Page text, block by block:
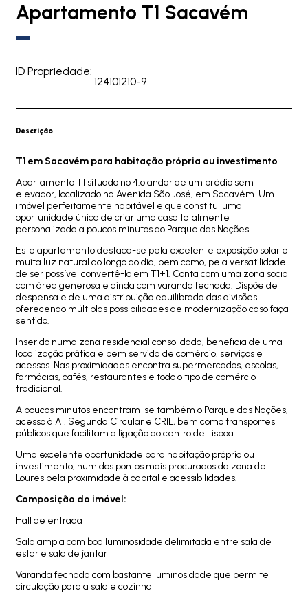
Apartamento T1 Sacavém
ID Propriedade:
124101210-9
Descrição
T1 em Sacavém para habitação própria ou investimento
Apartamento T1 situado no 4.º andar de um prédio sem
elevador, localizado na Avenida São José, em Sacavém. Um
imóvel perfeitamente habitável e que constitui uma
oportunidade única de criar uma casa totalmente
personalizada a poucos minutos do Parque das Nações.
Este apartamento destaca-se pela excelente exposição solar e
muita luz natural ao longo do dia, bem como, pela versatilidade
de ser possível convertê-lo em T1+1. Conta com uma zona social
com área generosa e ainda com varanda fechada. Dispõe de
despensa e de uma distribuição equilibrada das divisões
oferecendo múltiplas possibilidades de modernização caso faça
sentido.
Inserido numa zona residencial consolidada, beneficia de uma
localização prática e bem servida de comércio, serviços e
acessos. Nas proximidades encontra supermercados, escolas,
farmácias, cafés, restaurantes e todo o tipo de comércio
tradicional.
A poucos minutos encontram-se também o Parque das Nações,
acesso à A1, Segunda Circular e CRIL, bem como transportes
públicos que facilitam a ligação ao centro de Lisboa.
Uma excelente oportunidade para habitação própria ou
investimento, num dos pontos mais procurados da zona de
Loures pela proximidade à capital e acessibilidades.
Composição do imóvel:
Hall de entrada
Sala ampla com boa luminosidade delimitada entre sala de
estar e sala de jantar
Varanda fechada com bastante luminosidade que permite
circulação para a sala e cozinha